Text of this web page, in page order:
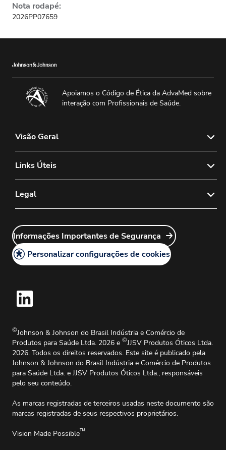
Nota rodapé:
2026PP07659
Apoiamos o Código de Ética da AdvaMed sobre
interação com Profissionais de Saúde.
Visão Geral
Sobre nós
Notícias & Mídia
Política de Vendas de Lentes de Contato
Carreiras
Links Úteis
Fale Conosco
FAQs
Sales Rep Login
Customer Service Login
Mapa do Site
Solicitações de Informações Médicas
Guia de Instruções de Uso
Legal
Política Legal
Política de Cookies
Informações Importantes de Segurança
Personalizar configurações de cookies
©Johnson & Johnson do Brasil Indústria e Comércio de
Produtos para Saúde Ltda. 2026 e ©JJSV Produtos Óticos Ltda.
2026. Todos os direitos reservados. Este site é publicado pela
Johnson & Johnson do Brasil Indústria e Comércio de Produtos
para Saúde Ltda. e JJSV Produtos Óticos Ltda., responsáveis
pelo seu conteúdo.
As marcas registradas de terceiros usadas neste documento são
marcas registradas de seus respectivos proprietários.
Vision Made Possible™